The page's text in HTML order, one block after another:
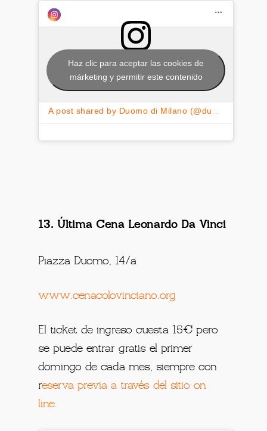
Haz clic para aceptar las cookies de
márketing y permitir este contenido
13. Última Cena Leonardo Da Vinci
Piazza Duomo, 14/a
www.cenacolovinciano.org
El ticket de ingreso cuesta 15€ pero
se puede entrar gratis el primer
domingo de cada mes, siempre con
reserva previa a través del sitio on
line.